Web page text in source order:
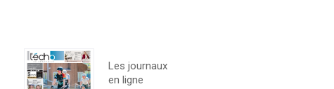
Les journaux
en ligne